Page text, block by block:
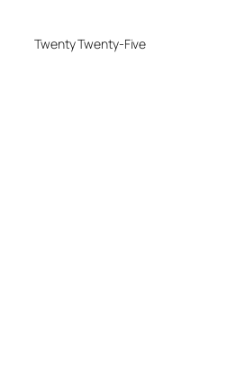
Twenty Twenty-Five